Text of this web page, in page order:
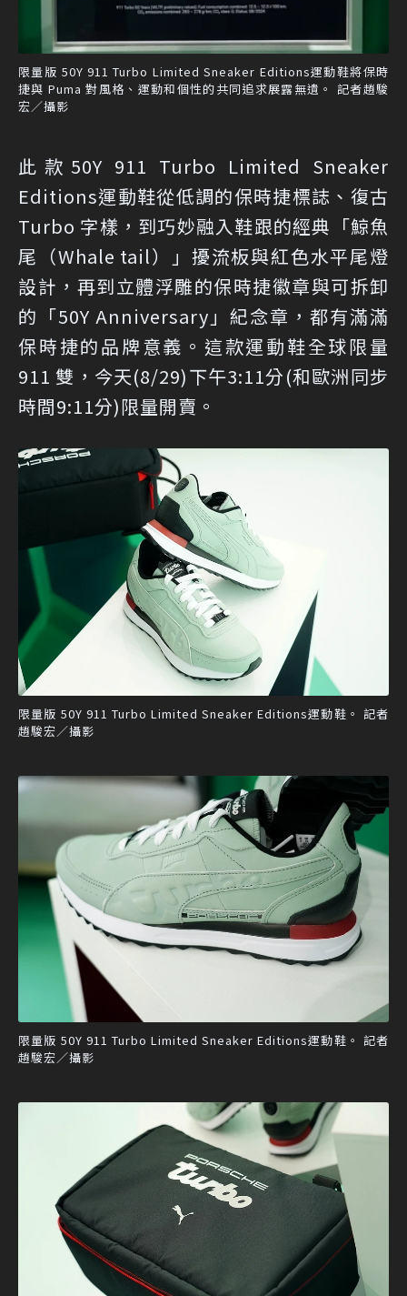
限量版 50Y 911 Turbo Limited Sneaker Editions運動鞋將保時
捷與 Puma 對風格、運動和個性的共同追求展露無遺。 記者趙駿
宏／攝影
此款50Y 911 Turbo Limited Sneaker
Editions運動鞋從低調的保時捷標誌、復古
Turbo 字樣，到巧妙融入鞋跟的經典「鯨魚
尾（Whale tail）」擾流板與紅色水平尾燈
設計，再到立體浮雕的保時捷徽章與可拆卸
的「50Y Anniversary」紀念章，都有滿滿
保時捷的品牌意義。這款運動鞋全球限量
911 雙，今天(8/29)下午3:11分(和歐洲同步
時間9:11分)限量開賣。
限量版 50Y 911 Turbo Limited Sneaker Editions運動鞋。 記者
趙駿宏／攝影
限量版 50Y 911 Turbo Limited Sneaker Editions運動鞋。 記者
趙駿宏／攝影